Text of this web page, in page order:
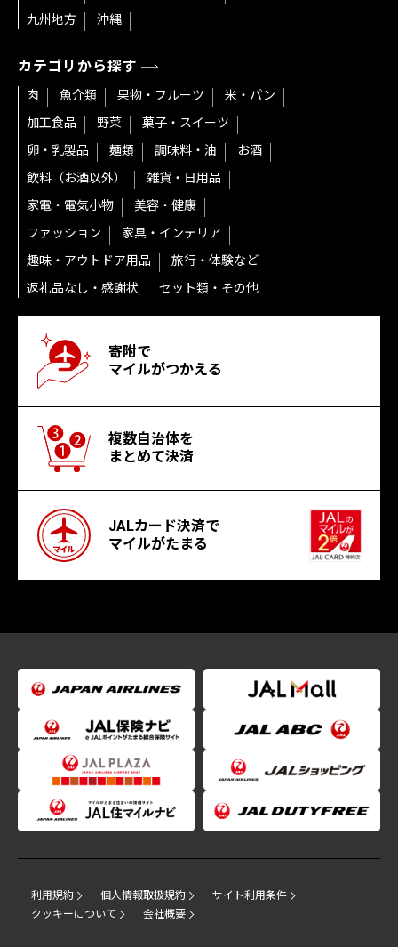
九州地方
沖縄
カテゴリから探す
肉 魚介類 果物・フルーツ
米・パン
加工食品
野菜
菓子・スイーツ
卵・乳製品
麺類 調味料・油
お酒
飲料（お酒以外）
雑貨・日用品
家電・電気小物
美容・健康
ファッション
家具・インテリア
趣味・アウトドア用品
旅行・体験など
返礼品なし・感謝状
セット類・その他
寄附で
マイルがつかえる
複数自治体を
まとめて決済
JALカード決済で
マイルがたまる
利用規約 個人情報取扱規約
サイト利用条件
クッキーについて
会社概要